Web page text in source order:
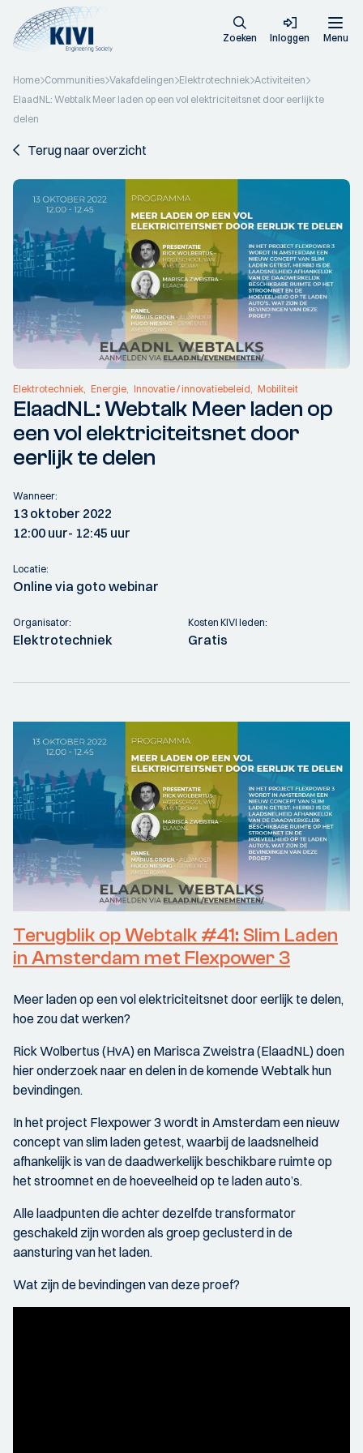
Zoeken Inloggen Menu
Home Communities Vakafdelingen Elektrotechniek Activiteiten
ElaadNL: Webtalk Meer laden op een vol elektriciteitsnet door eerlijk te
delen
Terug naar overzicht
Elektrotechniek Energie Innovatie / innovatiebeleid Mobiliteit
ElaadNL: Webtalk Meer laden op
een vol elektriciteitsnet door
eerlijk te delen
Wanneer:
13 oktober 2022
12:00 uur- 12:45 uur
Locatie:
Online via goto webinar
Organisator:
Elektrotechniek
Kosten KIVI leden:
Gratis
Terugblik op Webtalk #41: Slim Laden
in Amsterdam met Flexpower 3
Meer laden op een vol elektriciteitsnet door eerlijk te delen,
hoe zou dat werken?
Rick Wolbertus (HvA) en Marisca Zweistra (ElaadNL) doen
hier onderzoek naar en delen in de komende Webtalk hun
bevindingen.
In het project Flexpower 3 wordt in Amsterdam een nieuw
concept van slim laden getest, waarbij de laadsnelheid
afhankelijk is van de daadwerkelijk beschikbare ruimte op
het stroomnet en de hoeveelheid op te laden auto’s.
Alle laadpunten die achter dezelfde transformator
geschakeld zijn worden als groep geclusterd in de
aansturing van het laden.
Wat zijn de bevindingen van deze proef?